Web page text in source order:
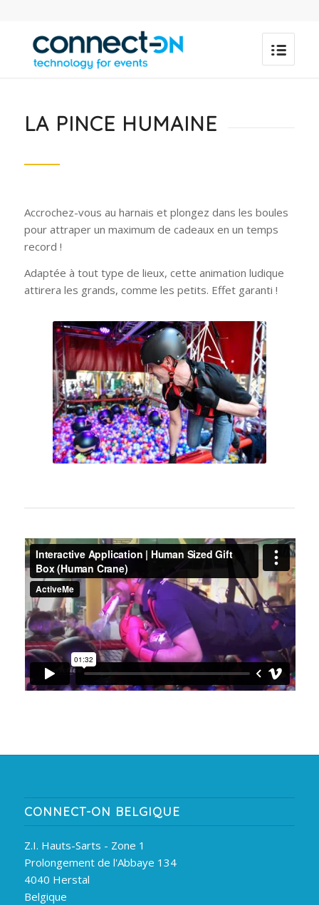
LA PINCE HUMAINE
Accrochez-vous au harnais et plongez dans les boules
pour attraper un maximum de cadeaux en un temps
record !
Adaptée à tout type de lieux, cette animation ludique
attirera les grands, comme les petits. Effet garanti !
CONNECT-ON BELGIQUE
Z.I. Hauts-Sarts - Zone 1
Prolongement de l'Abbaye 134
4040 Herstal
Belgique